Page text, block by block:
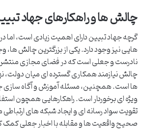
چالش ها و راهکارهای جهاد
گرچه جهاد تبیین دارای اهمیت زیادی است، اما
هایی نیز وجود دارد. یکی از بزرگترین چالش ها،
نادرست و جعلی است که در فضای مجازی منتشر
چالش نیازمند همکاری گسترده ای میان دولت،
ها است. همچنین، مسئله آموزش و آگاه سازی
ویژه ای برخوردار است. راهکارهایی همچون
تقویت سواد رسانه ای و ایجاد شبکه های ارتباطی
صحیح واقعیت ها و مقابله با اخبار جعلی کمک